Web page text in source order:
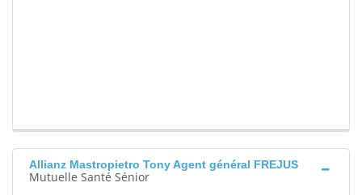
Allianz Mastropietro Tony Agent général FREJUS
Mutuelle Santé Sénior